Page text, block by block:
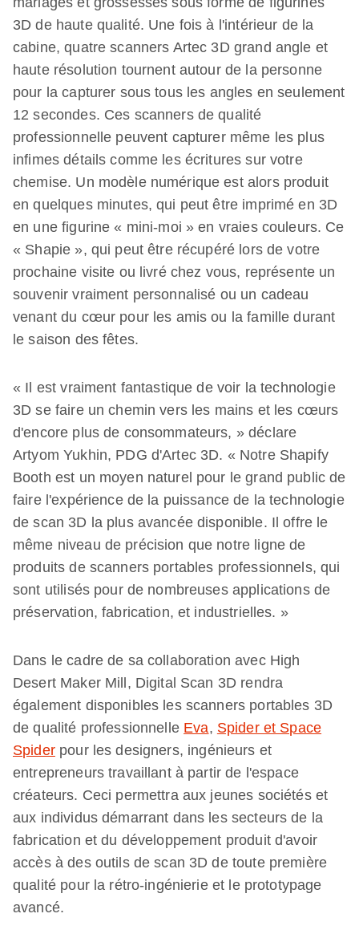
3D de haute qualité. Une fois à l'intérieur de la
cabine, quatre scanners Artec 3D grand angle et
haute résolution tournent autour de la personne
pour la capturer sous tous les angles en seulement
12 secondes. Ces scanners de qualité
professionnelle peuvent capturer même les plus
infimes détails comme les écritures sur votre
chemise. Un modèle numérique est alors produit
en quelques minutes, qui peut être imprimé en 3D
en une figurine « mini-moi » en vraies couleurs. Ce
« Shapie », qui peut être récupéré lors de votre
prochaine visite ou livré chez vous, représente un
souvenir vraiment personnalisé ou un cadeau
venant du cœur pour les amis ou la famille durant
le saison des fêtes.
« Il est vraiment fantastique de voir la technologie
3D se faire un chemin vers les mains et les cœurs
d'encore plus de consommateurs, » déclare
Artyom Yukhin, PDG d'Artec 3D. « Notre Shapify
Booth est un moyen naturel pour le grand public de
faire l'expérience de la puissance de la technologie
de scan 3D la plus avancée disponible. Il offre le
même niveau de précision que notre ligne de
produits de scanners portables professionnels, qui
sont utilisés pour de nombreuses applications de
préservation, fabrication, et industrielles. »
Dans le cadre de sa collaboration avec High
Desert Maker Mill, Digital Scan 3D rendra
également disponibles les scanners portables 3D
de qualité professionnelle Eva, Spider et Space
Spiderpour les designers, ingénieurs et
entrepreneurs travaillant à partir de l'espace
créateurs. Ceci permettra aux jeunes sociétés et
aux individus démarrant dans les secteurs de la
fabrication et du développement produit d'avoir
accès à des outils de scan 3D de toute première
qualité pour la rétro-ingénierie et le prototypage
avancé.